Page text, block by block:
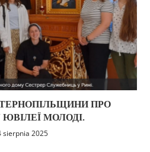
ПРО
МОЛОДІ.
sierpnia 2025